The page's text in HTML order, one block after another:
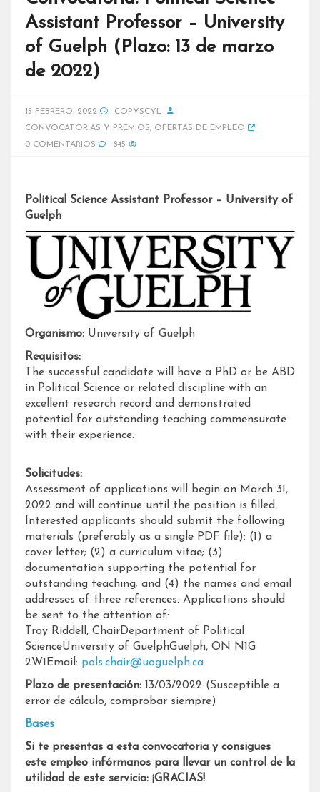
Assistant Professor – University
of Guelph (Plazo: 13 de marzo
de 2022)
15 FEBRERO, 2022
COPYSCYL
CONVOCATORIAS Y PREMIOS, OFERTAS DE EMPLEO
0 COMENTARIOS
845
Political Science Assistant Professor – University of
Guelph
Organismo: University of Guelph
Requisitos:
The successful candidate will have a PhD or be ABD
in Political Science or related discipline with an
excellent research record and demonstrated
potential for outstanding teaching commensurate
with their experience.
Solicitudes:
Assessment of applications will begin on March 31,
2022 and will continue until the position is filled.
Interested applicants should submit the following
materials (preferably as a single PDF file): (1) a
cover letter; (2) a curriculum vitae; (3)
documentation supporting the potential for
outstanding teaching; and (4) the names and email
addresses of three references. Applications should
be sent to the attention of:
Troy Riddell, ChairDepartment of Political
ScienceUniversity of GuelphGuelph, ON N1G
2W1Email: pols.chair@uoguelph.ca
Plazo de presentación: 13/03/2022 (Susceptible a
error de cálculo, comprobar siempre)
Bases
Si te presentas a esta convocatoria y consigues
este empleo infórmanos para llevar un control de la
utilidad de este servicio: ¡GRACIAS!